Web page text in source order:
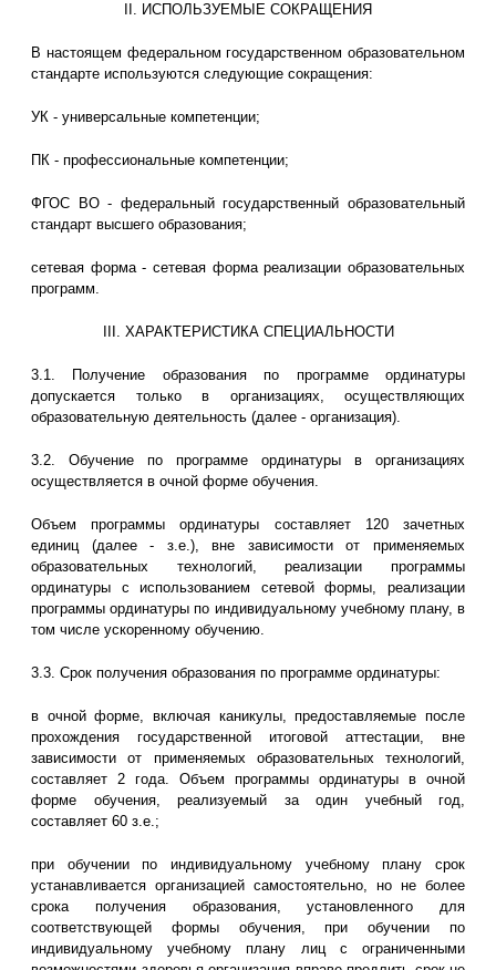
II. ИСПОЛЬЗУЕМЫЕ СОКРАЩЕНИЯ
В настоящем федеральном государственном образовательном
стандарте используются следующие сокращения:
УК - универсальные компетенции;
ПК - профессиональные компетенции;
ФГОС ВО - федеральный государственный образовательный
стандарт высшего образования;
сетевая форма - сетевая форма реализации образовательных
программ.
III. ХАРАКТЕРИСТИКА СПЕЦИАЛЬНОСТИ
3.1. Получение образования по программе ординатуры
допускается только в организациях, осуществляющих
образовательную деятельность (далее - организация).
3.2. Обучение по программе ординатуры в организациях
осуществляется в очной форме обучения.
Объем программы ординатуры составляет 120 зачетных
единиц (далее - з.е.), вне зависимости от применяемых
образовательных технологий, реализации программы
ординатуры с использованием сетевой формы, реализации
программы ординатуры по индивидуальному учебному плану, в
том числе ускоренному обучению.
3.3. Срок получения образования по программе ординатуры:
в очной форме, включая каникулы, предоставляемые после
прохождения государственной итоговой аттестации, вне
зависимости от применяемых образовательных технологий,
составляет 2 года. Объем программы ординатуры в очной
форме обучения, реализуемый за один учебный год,
составляет 60 з.е.;
при обучении по индивидуальному учебному плану срок
устанавливается организацией самостоятельно, но не более
срока получения образования, установленного для
соответствующей формы обучения, при обучении по
индивидуальному учебному плану лиц с ограниченными